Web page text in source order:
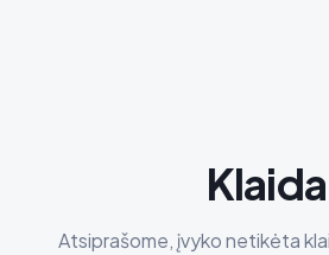
Klaida
Atsiprašome, įvyko netikėta